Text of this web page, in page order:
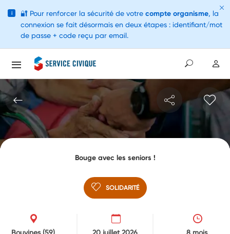
Bouge avec les seniors !
SOLIDARITÉ
Bouvines(59) 20 juillet 2026 8 mois
i 🔐 Pour renforcer la sécurité de votre compte organisme, la
connexion se fait désormais en deux étapes : identifiant/mot
de passe + code reçu par email.